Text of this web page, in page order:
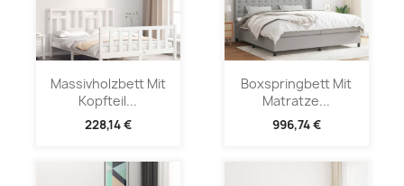
Massivholzbett Mit
Kopfteil...
228,14 €
Boxspringbett Mit
Matratze...
996,74 €